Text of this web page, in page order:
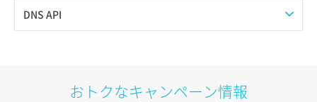
ポートデタッチ
プール作成
Web公開
DNS API
おトクなキャンペーン情報